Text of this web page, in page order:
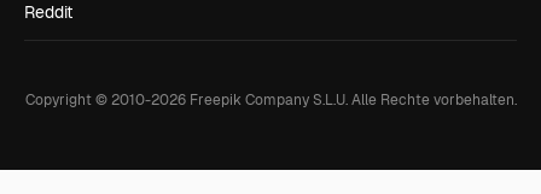
Reddit
Copyright © 2010-2026Freepik Company S.L.U. Alle Rechte vorbehalten.